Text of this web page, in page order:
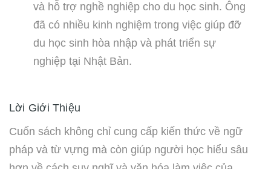
và hỗ trợ nghề nghiệp cho du học sinh. Ông
đã có nhiều kinh nghiệm trong việc giúp đỡ
du học sinh hòa nhập và phát triển sự
nghiệp tại Nhật Bản.
Lời Giới Thiệu
Cuốn sách không chỉ cung cấp kiến thức về ngữ
pháp và từ vựng mà còn giúp người học hiểu sâu